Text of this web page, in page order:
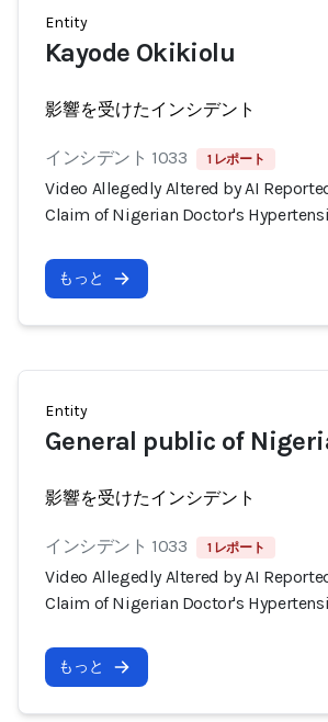
Entity
Kayode Okikiolu
影響を受けたインシデント
インシデント 1033 1 レポート
Video Allegedly Altered by AI
Claim of Nigerian Doctor's
もっと
Entity
General public of
影響を受けたインシデント
インシデント 1033 1 レポート
Video Allegedly Altered by AI
Claim of Nigerian Doctor's
もっと